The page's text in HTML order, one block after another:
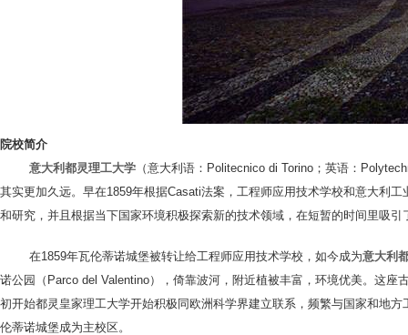
院校简介
意大利都灵理工大学 （意大利语：Politecnico di Torino；英语：
其实更加久远。早在1859年根据Casati法案，工程师应用技术学校和意大利
和研究，并且根据当下国家环境积极探索新的技术领域，在短暂的时间里吸
在1859年瓦伦蒂诺城堡被转让给工程师应用技术学校，如今成为意大利
诺公园（Parco del Valentino），倚靠波河，附近植被丰富，环境优美。这
初开始都灵皇家理工大学开始积极同欧洲科学界建立联系，频繁与国家和地
伦蒂诺城堡成为主校区。